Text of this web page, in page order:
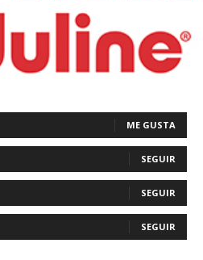
ME GUSTA
SEGUIR
SEGUIR
SEGUIR